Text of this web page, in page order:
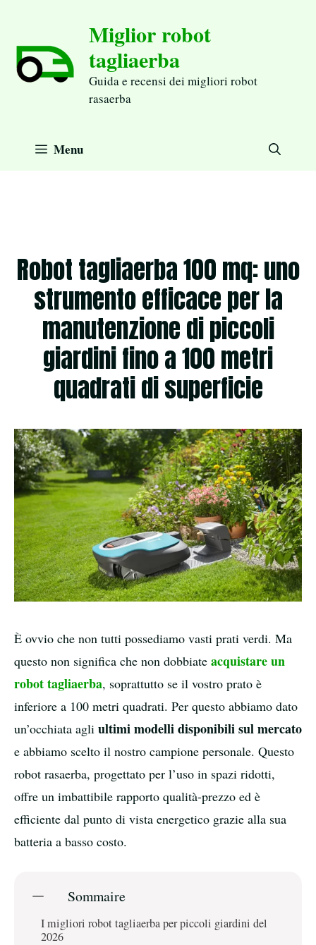
contenu
Miglior robot
tagliaerba
Guida e recensi dei migliori robot
rasaerba
Menu
Robot tagliaerba 100 mq: uno
strumento efficace per la
manutenzione di piccoli
giardini fino a 100 metri
quadrati di superficie
È ovvio che non tutti possediamo vasti prati verdi. Ma
questo non significa che non dobbiate acquistare un
robot tagliaerba, soprattutto se il vostro prato è
inferiore a 100 metri quadrati. Per questo abbiamo dato
un’occhiata agli ultimi modelli disponibili sul mercato
e abbiamo scelto il nostro campione personale. Questo
robot rasaerba, progettato per l’uso in spazi ridotti,
offre un imbattibile rapporto qualità-prezzo ed è
efficiente dal punto di vista energetico grazie alla sua
batteria a basso costo.
Sommaire
I migliori robot tagliaerba per piccoli giardini del
2026